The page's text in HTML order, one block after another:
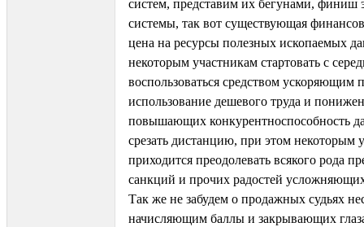
систем, представим их бегунами, финиш
системы, так вот существующая
цена на ресурсы полезных ископаемых
некоторым участникам стартовать с
воспользоваться средством ускоряющим
использование дешевого труда и
повышающих конкурентноспособность
срезать дистанцию, при этом некоторым
приходится преодолевать всякого рода
санкций и прочих радостей
Так же не забудем о продажных судьях
начисляющим баллы и закрывающих